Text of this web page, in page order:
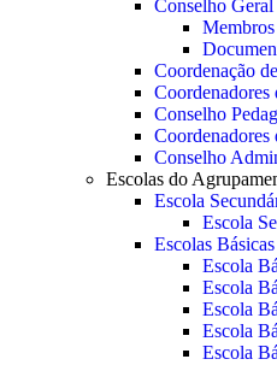
Conselho Geral
Membros
Coordenação
Coordenadores
Conselho
Coordenadores
Conselho
Escolas do
Escola
Escola
Escolas Básicas
Escola
Escola
Escola
Escola
Escola